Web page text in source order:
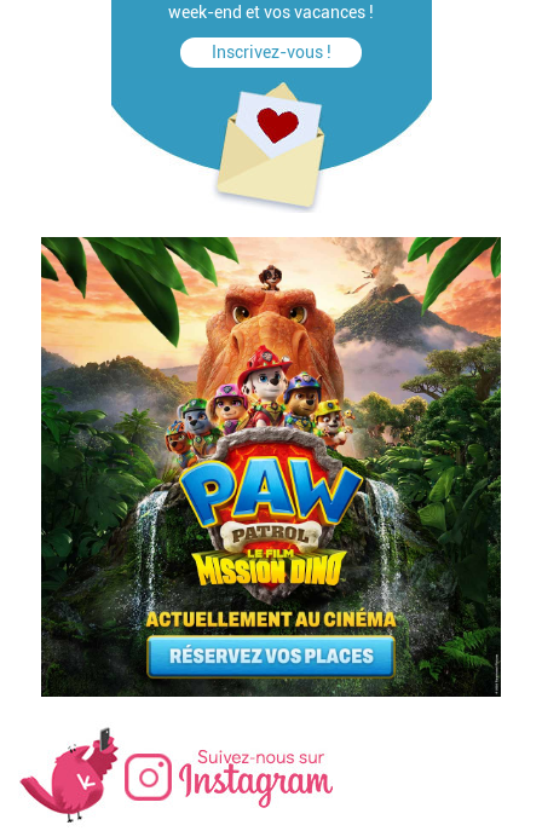
week-end et vos vacances !
Inscrivez-vous !